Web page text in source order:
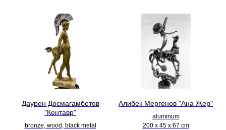
Даурен Досмагамбетов
"Кентавр"
bronze, wood, black metal
Алибек Мергенов "Ана Жер"
aluminum
200 х 45 х 67 cm